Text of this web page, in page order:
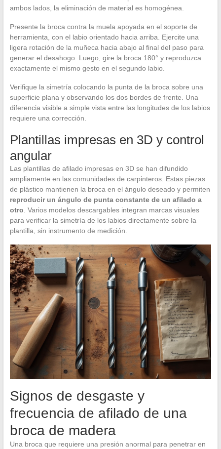
ambos lados, la eliminación de material es homogénea.
Presente la broca contra la muela apoyada en el soporte de
herramienta, con el labio orientado hacia arriba. Ejercite una
ligera rotación de la muñeca hacia abajo al final del paso para
generar el desahogo. Luego, gire la broca 180° y reproduzca
exactamente el mismo gesto en el segundo labio.
Verifique la simetría colocando la punta de la broca sobre una
superficie plana y observando los dos bordes de frente. Una
diferencia visible a simple vista entre las longitudes de los labios
requiere una corrección.
Plantillas impresas en 3D y control
angular
Las plantillas de afilado impresas en 3D se han difundido
ampliamente en las comunidades de carpinteros. Estas piezas
de plástico mantienen la broca en el ángulo deseado y permiten
reproducir un ángulo de punta constante de un afilado a
otro . Varios modelos descargables integran marcas visuales
para verificar la simetría de los labios directamente sobre la
plantilla, sin instrumento de medición.
Signos de desgaste y
frecuencia de afilado de una
broca de madera
Una broca que requiere una presión anormal para penetrar en